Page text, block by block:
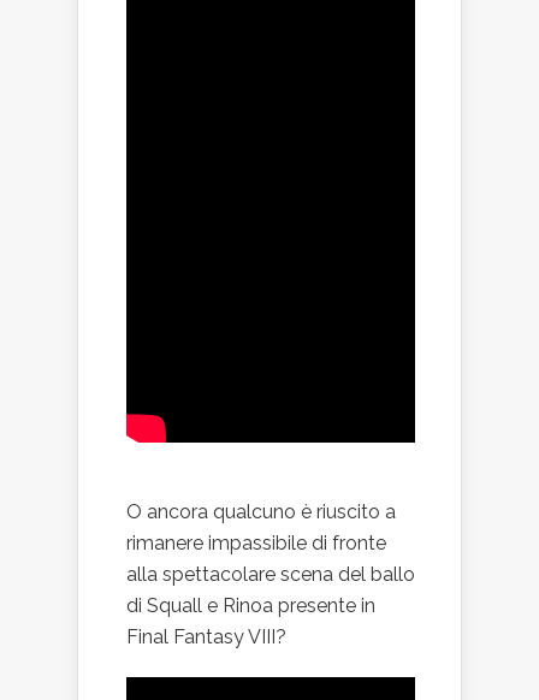
O ancora qualcuno è riuscito a
rimanere impassibile di fronte
alla spettacolare scena del ballo
di Squall e Rinoa presente in
Final Fantasy VIII?